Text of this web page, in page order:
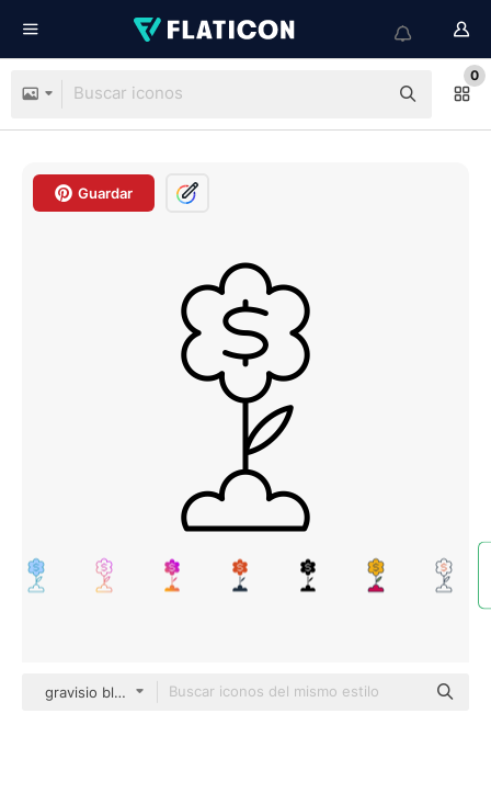
0
Guardar
gravisio black outline